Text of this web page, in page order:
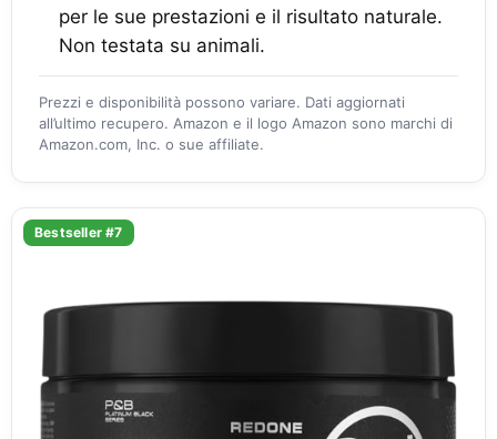
per le sue prestazioni e il risultato naturale.
Non testata su animali.
Prezzi e disponibilità possono variare. Dati aggiornati
all’ultimo recupero. Amazon e il logo Amazon sono marchi di
Amazon.com, Inc. o sue affiliate.
Bestseller #7